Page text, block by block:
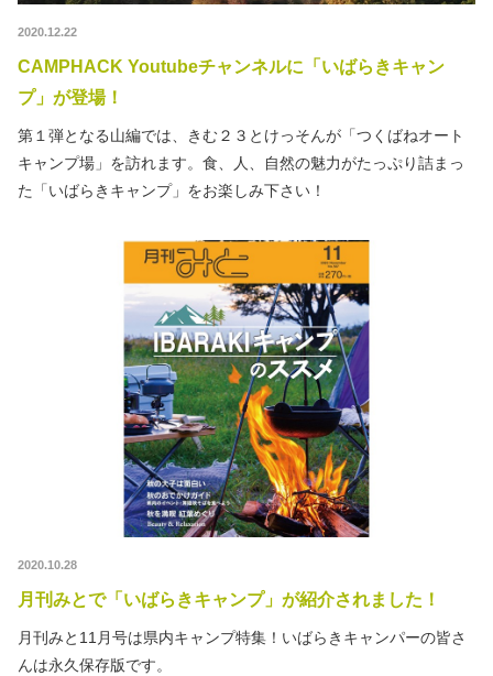
2020.12.22
CAMPHACK Youtubeチャンネルに「いばらきキャン
プ」が登場！
第１弾となる山編では、きむ２３とけっそんが「つくばねオート
キャンプ場」を訪れます。食、人、自然の魅力がたっぷり詰まっ
た「いばらきキャンプ」をお楽しみ下さい！
2020.10.28
月刊みとで「いばらきキャンプ」が紹介されました！
月刊みと11月号は県内キャンプ特集！いばらきキャンパーの皆さ
んは永久保存版です。